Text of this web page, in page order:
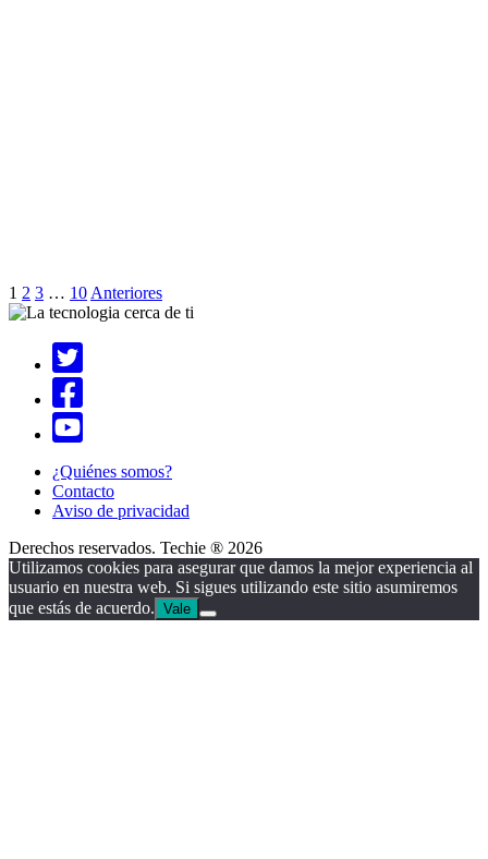
1 2 3 … 10 Anteriores
¿Quiénes somos?
Contacto
Aviso de privacidad
Derechos reservados. Techie ® 2026
Utilizamos cookies para asegurar que damos la mejor experiencia al
usuario en nuestra web. Si sigues utilizando este sitio asumiremos
que estás de acuerdo. Vale